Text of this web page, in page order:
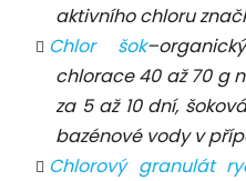
aktivního chloru
Chlor šok
chlorace 40 až 70 g
za 5 až 10 dní,
bazénové vody v
Chlorový granulát